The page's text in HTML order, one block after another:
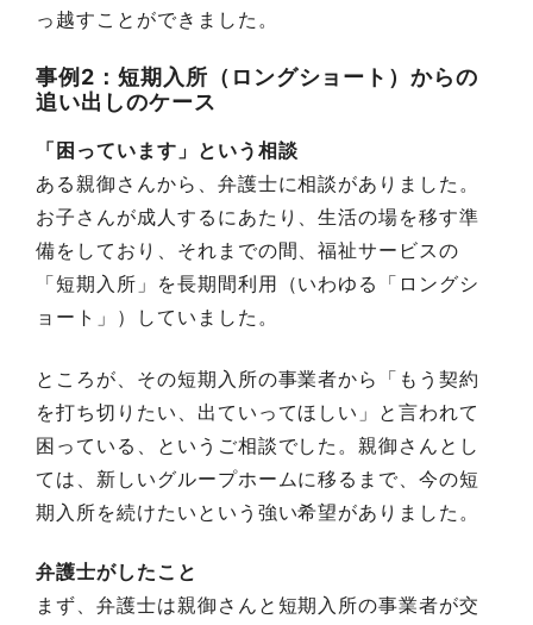
っ越すことができました。
事例2：短期入所（ロングショート）からの
追い出しのケース
「困っています」という相談
ある親御さんから、弁護士に相談がありました。
お子さんが成人するにあたり、生活の場を移す準
備をしており、それまでの間、福祉サービスの
「短期入所」を長期間利用（いわゆる「ロングシ
ョート」）していました。
ところが、その短期入所の事業者から「もう契約
を打ち切りたい、出ていってほしい」と言われて
困っている、というご相談でした。親御さんとし
ては、新しいグループホームに移るまで、今の短
期入所を続けたいという強い希望がありました。
弁護士がしたこと
まず、弁護士は親御さんと短期入所の事業者が交